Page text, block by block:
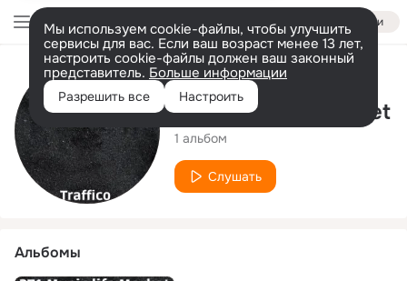
Войти
Мы используем cookie-файлы, чтобы улучшить
сервисы для вас. Если ваш возраст менее 13 лет,
настроить cookie-файлы должен ваш законный
представитель. Больше информации
Разрешить все Настроить
Исполнитель
371 Music life Market
1 альбом
Слушать
Альбомы